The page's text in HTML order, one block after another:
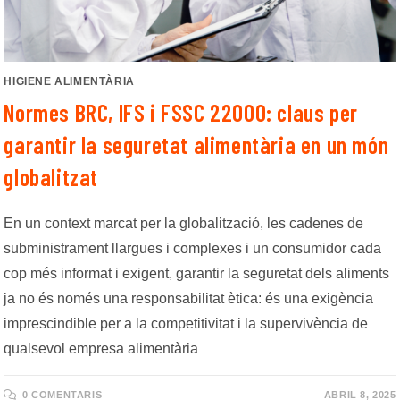
HIGIENE ALIMENTÀRIA
Normes BRC, IFS i FSSC 22000: claus per
garantir la seguretat alimentària en un món
globalitzat
En un context marcat per la globalització, les cadenes de
subministrament llargues i complexes i un consumidor cada
cop més informat i exigent, garantir la seguretat dels aliments
ja no és només una responsabilitat ètica: és una exigència
imprescindible per a la competitivitat i la supervivència de
qualsevol empresa alimentària
0 COMENTARIS ABRIL 8, 2025